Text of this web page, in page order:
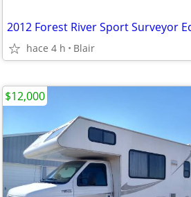
hace 4 h Blair
$12,000